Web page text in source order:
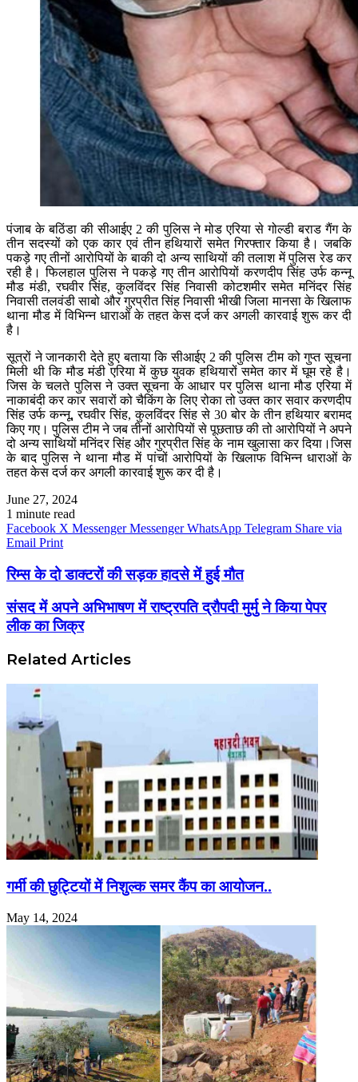
पंजाब के बठिंडा की सीआईए 2 की पुलिस ने मोड एरिया से गोल्डी बराड गैंग के
तीन सदस्यों को एक कार एवं तीन हथियारों समेत गिरफ्तार किया है। जबकि
पकड़े गए तीनों आरोपियों के बाकी दो अन्य साथियों की तलाश में पुलिस रेड कर
रही है। फिलहाल पुलिस ने पकड़े गए तीन आरोपियों करणदीप सिंह उर्फ कन्नू
मौड मंडी, रघवीर सिंह, कुलविंदर सिंह निवासी कोटशमीर समेत मनिंदर सिंह
निवासी तलवंडी साबो और गुरप्रीत सिंह निवासी भीखी जिला मानसा के खिलाफ
थाना मौड में विभिन्न धाराओं के तहत केस दर्ज कर अगली कारवाई शुरू कर दी
है।
सूत्रों ने जानकारी देते हुए बताया कि सीआईए 2 की पुलिस टीम को गुप्त सूचना
मिली थी कि मौड मंडी एरिया में कुछ युवक हथियारों समेत कार में घूम रहे है।
जिस के चलते पुलिस ने उक्त सूचना के आधार पर पुलिस थाना मौड एरिया में
नाकाबंदी कर कार सवारों को चैकिंग के लिए रोका तो उक्त कार सवार करणदीप
सिंह उर्फ कन्नू, रघवीर सिंह, कुलविंदर सिंह से 30 बोर के तीन हथियार बरामद
किए गए। पुलिस टीम ने जब तीनों आरोपियों से पूछताछ की तो आरोपियों ने अपने
दो अन्य साथियों मनिंदर सिंह और गुरप्रीत सिंह के नाम खुलासा कर दिया।जिस
के बाद पुलिस ने थाना मौड में पांचों आरोपियों के खिलाफ विभिन्न धाराओं के
तहत केस दर्ज कर अगली कारवाई शुरू कर दी है।
June 27, 2024
1 minute read
Facebook X Messenger Messenger WhatsApp Telegram Share via
Email Print
रिम्स के दो डाक्टरों की सड़क हादसे में हुई मौत
संसद में अपने अभिभाषण में राष्ट्रपति द्रौपदी मुर्मु ने किया पेपर
लीक का जिक्र
Related Articles
गर्मी की छुट्टियों में निशुल्क समर कैंप का आयोजन..
May 14, 2024